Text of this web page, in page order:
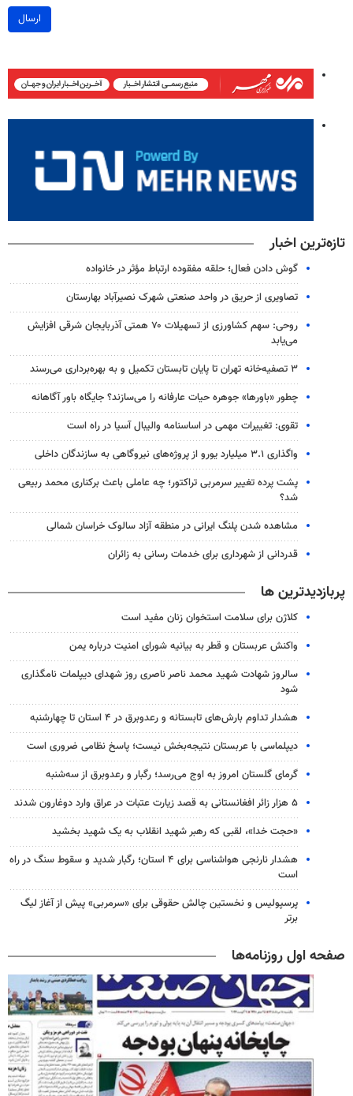
ارسال
تازه‌ترین اخبار
گوش دادن فعال؛ حلقه مفقوده ارتباط مؤثر در خانواده
تصاویری از حریق در واحد صنعتی شهرک نصیرآباد بهارستان
روحی: سهم کشاورزی از تسهیلات ۷۰ همتی آذربایجان شرقی افزایش
می‌یابد
۳ ﺗﺼﻔﻴﻪ‌ﺧﺎﻧﻪ‌ تهران تا پایان تابستان تکمیل و به بهره‌برداری می‌رسند
چطور «باورها» جوهره حیات عارفانه را می‌سازند؟ جایگاه باور آگاهانه
تقوی: تغییرات مهمی در اساسنامه والیبال آسیا در راه است
واگذاری ۳.۱ میلیارد یورو از پروژه‌های نیروگاهی به سازندگان داخلی
پشت پرده تغییر سرمربی تراکتور؛ چه عاملی باعث برکناری محمد ربیعی
شد؟
مشاهده شدن پلنگ ایرانی در منطقه آزاد سالوک خراسان شمالی
قدردانی از شهرداری برای خدمات رسانی به زائران
پربازدیدترین ها
کلاژن برای سلامت استخوان زنان مفید است
واکنش عربستان و قطر به بیانیه شورای امنیت درباره یمن
سالروز شهادت شهید محمد ناصر ناصری روز شهدای دیپلمات نامگذاری
شود
هشدار تداوم بارش‌های تابستانه و رعدوبرق در ۴ استان تا چهارشنبه
دیپلماسی با عربستان نتیجه‌بخش نیست؛ پاسخ نظامی ضروری است
گرمای گلستان امروز به اوج می‌رسد؛ رگبار و رعدوبرق از سه‌شنبه
۵ هزار زائر افغانستانی به قصد زیارت عتبات در عراق وارد دوغارون شدند
«حجت خدا»، لقبی که رهبر شهید انقلاب به یک شهید بخشید
هشدار نارنجی هواشناسی برای ۴ استان؛ رگبار شدید و سقوط سنگ در راه
است
پرسپولیس و نخستین چالش حقوقی برای «سرمربی» پیش از آغاز لیگ
برتر
صفحه اول روزنامه‌ها